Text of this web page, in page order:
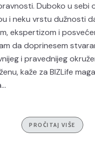
Duboko u sebi
i neku vrstu dužnosti
ekspertizom i
da doprinesem
i pravednijeg
kaže za BIZLife
PROČITAJ VIŠE